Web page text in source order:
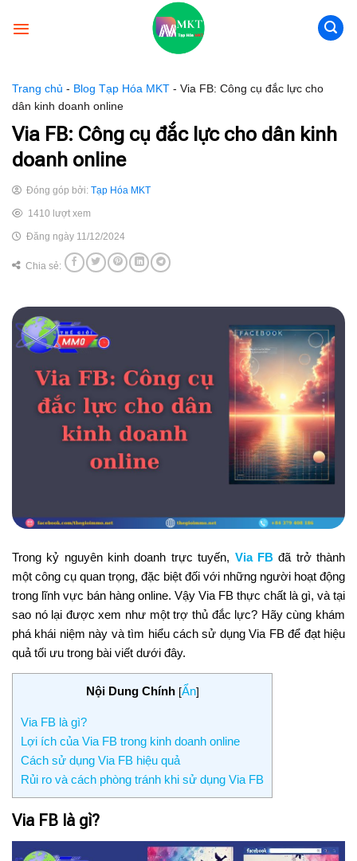
Trang chủ - Blog Tạp Hóa MKT - Via FB: Công cụ đắc lực cho
dân kinh doanh online
Via FB: Công cụ đắc lực cho dân kinh
doanh online
Đóng góp bởi: Tạp Hóa MKT
1410 lượt xem
Đăng ngày 11/12/2024
Chia sẻ:
Trong kỷ nguyên kinh doanh trực tuyến, Via FBđã trở thành
một công cụ quan trọng, đặc biệt đối với những người hoạt động
trong lĩnh vực bán hàng online. Vậy Via FB thực chất là gì, và tại
sao nó lại được xem như một trợ thủ đắc lực? Hãy cùng khám
phá khái niệm này và tìm hiểu cách sử dụng Via FB để đạt hiệu
quả tối ưu trong bài viết dưới đây.
Nội Dung Chính [Ẩn]
Via FB là gì?
Lợi ích của Via FB trong kinh doanh online
Cách sử dụng Via FB hiệu quả
Rủi ro và cách phòng tránh khi sử dụng Via FB
Via FB là gì?